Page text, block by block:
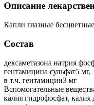
Описание
Капли глазные
Состав
дексаметазона натрия
гентамицина сульфат5 мг,
в т.ч. гентамицин3 мг
Вспомогательные
калия гидрофосфат,